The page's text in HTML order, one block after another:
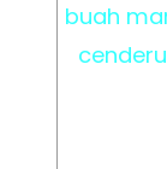
buah